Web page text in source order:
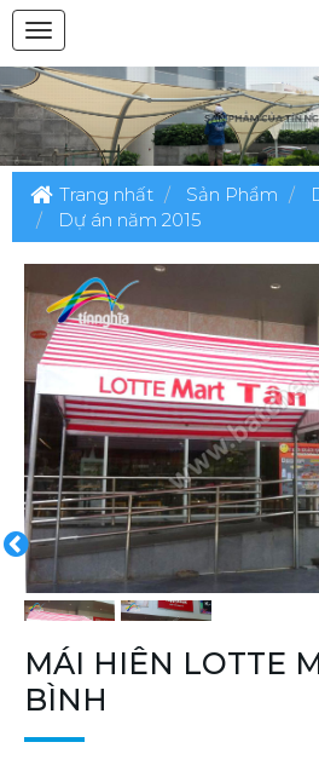
Trang nhất Sản Phẩm
Dự án năm 2015
MÁI HIÊN LOTTE
BÌNH